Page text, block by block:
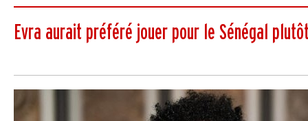
Evra aurait préféré jouer pour le Sénégal